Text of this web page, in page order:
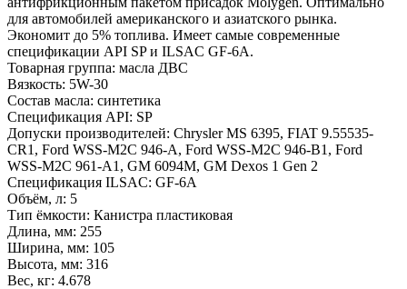
для автомобилей американского и азиатского рынка.
Экономит до 5% топлива. Имеет самые современные
спецификации API SP и ILSAC GF-6A.
Товарная группа: масла ДВС
Вязкость: 5W-30
Состав масла: синтетика
Спецификация API: SP
Допуски производителей: Chrysler MS 6395, FIAT 9.55535-
CR1, Ford WSS-M2C 946-A, Ford WSS-M2C 946-B1, Ford
WSS-M2C 961-A1, GM 6094M, GM Dexos 1 Gen 2
Спецификация ILSAC: GF-6A
Объём, л: 5
Тип ёмкости: Канистра пластиковая
Длина, мм: 255
Ширина, мм: 105
Высота, мм: 316
Вес, кг: 4.678